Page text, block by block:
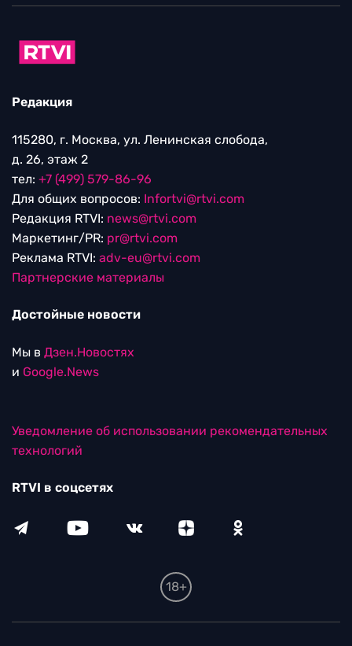
Редакция
115280, г. Москва, ул. Ленинская слобода,
д. 26, этаж 2
тел: +7 (499) 579-86-96
Для общих вопросов: Infortvi@rtvi.com
Редакция RTVI: news@rtvi.com
Маркетинг/PR: pr@rtvi.com
Реклама RTVI: adv-eu@rtvi.com
Партнерские материалы
Достойные новости
Мы в Дзен.Новостях
и Google.News
Уведомление об использовании рекомендательных
технологий
RTVI в соцсетях
18+